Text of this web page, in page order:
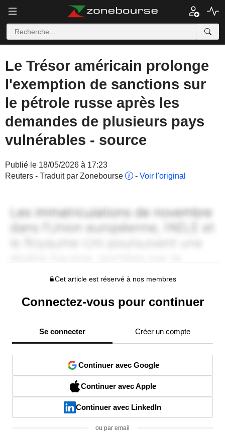
Le Trésor américain prolonge
l'exemption de sanctions sur
le pétrole russe après les
demandes de plusieurs pays
vulnérables - source
Publié le 18/05/2026 à 17:23
Reuters - Traduit par Zonebourse
- Voir l'original
Cet article est réservé à nos membres
Connectez-vous pour continuer
Se connecter Créer un compte
Continuer avec Google
Continuer avec Apple
Continuer avec LinkedIn
ou par email